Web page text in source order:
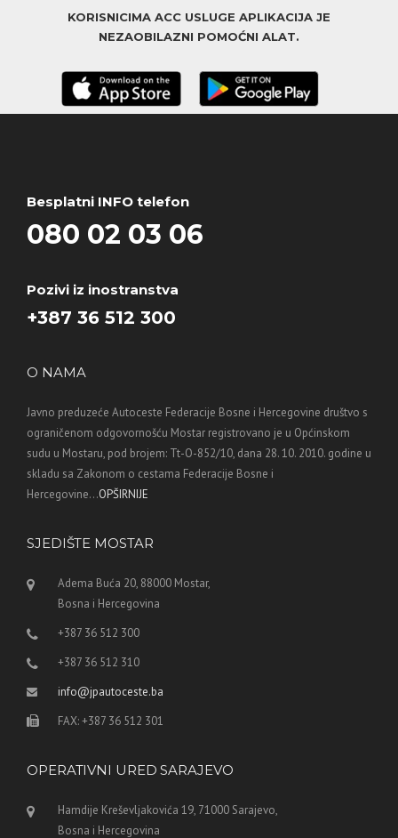
KORISNICIMA ACC USLUGE APLIKACIJA JE
NEZAOBILAZNI POMOĆNI ALAT.
Besplatni INFO telefon
080 02 03 06
Pozivi iz inostranstva
+387 36 512 300
O NAMA
Javno preduzeće Autoceste Federacije Bosne i Hercegovine društvo s
ograničenom odgovornošću Mostar registrovano je u Općinskom
sudu u Mostaru, pod brojem: Tt-O-852/10, dana 28. 10. 2010. godine u
skladu sa Zakonom o cestama Federacije Bosne i
Hercegovine...OPŠIRNIJE
SJEDIŠTE MOSTAR
Adema Buća 20, 88000 Mostar,
Bosna i Hercegovina
+387 36 512 300
+387 36 512 310
info@jpautoceste.ba
FAX: +387 36 512 301
OPERATIVNI URED SARAJEVO
Hamdije Kreševljakovića 19, 71000 Sarajevo,
Bosna i Hercegovina